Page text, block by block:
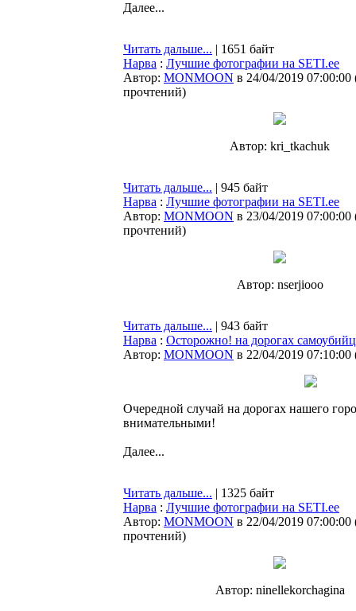
Далее...
Читать дальше... | 1651 байт
Нарва : Лучшие фотографии на SETI.ee
Автор: MONMOON в 24/04/2019 07:00:00
прочтений)
Автор: kri_tkachuk
Читать дальше... | 945 байт
Нарва : Лучшие фотографии на SETI.ee
Автор: MONMOON в 23/04/2019 07:00:00
прочтений)
Автор: nserjiooo
Читать дальше... | 943 байт
Нарва : Осторожно! на дорогах
Автор: MONMOON в 22/04/2019 07:10:00
Очередной случай на дорогах нашего
внимательными!
Далее...
Читать дальше... | 1325 байт
Нарва : Лучшие фотографии на SETI.ee
Автор: MONMOON в 22/04/2019 07:00:00
прочтений)
Автор: ninellekorchagina